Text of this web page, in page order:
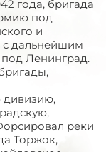
года, бригада
под
и
с дальнейшим
Ленинград.
дивизию,
реки
Торжок,